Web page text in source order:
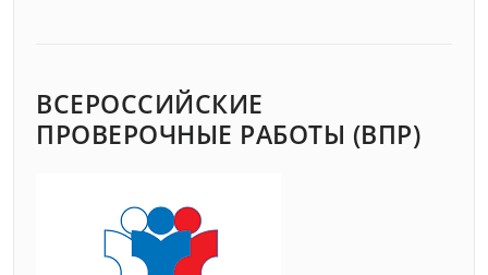
ВСЕРОССИЙСКИЕ
ПРОВЕРОЧНЫЕ РАБОТЫ (ВПР)